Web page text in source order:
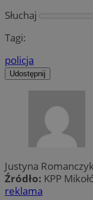
Słuchaj
Tagi:
policja
Udostępnij
Justyna
Źródło: KPP
reklama